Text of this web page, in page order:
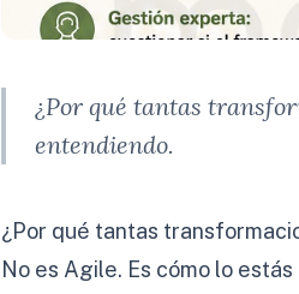
¿Por qué tantas
entendiendo.
¿Por qué tantas
No es Agile. Es cómo lo